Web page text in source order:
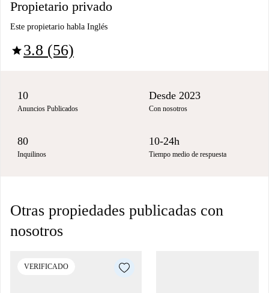
Propietario privado
Este propietario habla Inglés
star3.8 (56)
10
Anuncios Publicados
Desde 2023
Con nosotros
80
Inquilinos
10-24h
Tiempo medio de respuesta
Otras propiedades publicadas con
nosotros
VERIFICADO